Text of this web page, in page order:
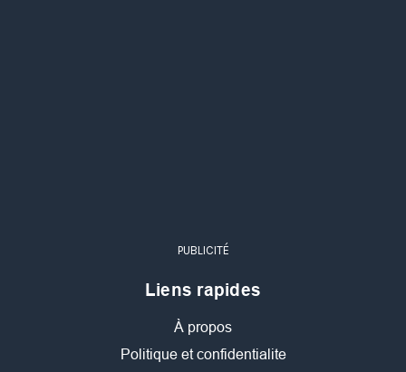
PUBLICITÉ
Liens rapides
À propos
Politique et confidentialite